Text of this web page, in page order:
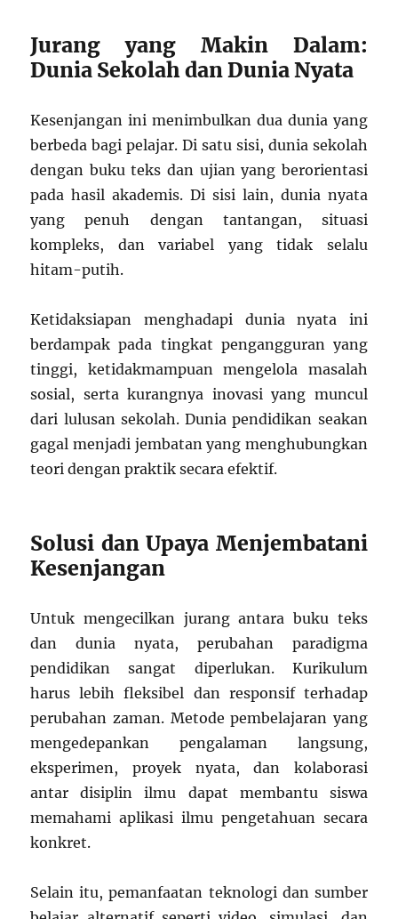
Jurang yang Makin Dalam:
Dunia Sekolah dan Dunia Nyata
Kesenjangan ini menimbulkan dua dunia yang
berbeda bagi pelajar. Di satu sisi, dunia sekolah
dengan buku teks dan ujian yang berorientasi
pada hasil akademis. Di sisi lain, dunia nyata
yang penuh dengan tantangan, situasi
kompleks, dan variabel yang tidak selalu
hitam-putih.
Ketidaksiapan menghadapi dunia nyata ini
berdampak pada tingkat pengangguran yang
tinggi, ketidakmampuan mengelola masalah
sosial, serta kurangnya inovasi yang muncul
dari lulusan sekolah. Dunia pendidikan seakan
gagal menjadi jembatan yang menghubungkan
teori dengan praktik secara efektif.
Solusi dan Upaya Menjembatani
Kesenjangan
Untuk mengecilkan jurang antara buku teks
dan dunia nyata, perubahan paradigma
pendidikan sangat diperlukan. Kurikulum
harus lebih fleksibel dan responsif terhadap
perubahan zaman. Metode pembelajaran yang
mengedepankan pengalaman langsung,
eksperimen, proyek nyata, dan kolaborasi
antar disiplin ilmu dapat membantu siswa
memahami aplikasi ilmu pengetahuan secara
konkret.
Selain itu, pemanfaatan teknologi dan sumber